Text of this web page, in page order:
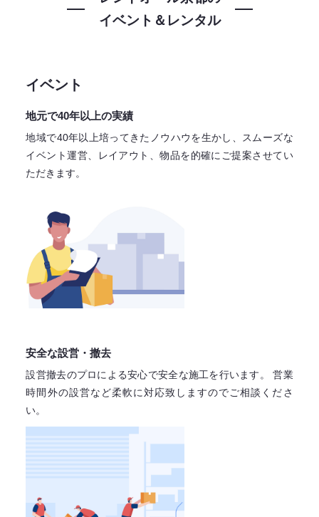
イベント＆レンタル
イベント
地元で40年以上の実績
地域で40年以上培ってきたノウハウを生かし、スムーズな
イベント運営、レイアウト、物品を的確にご提案させてい
ただきます。
安全な設営・撤去
設営撤去のプロによる安心で安全な施工を行います。
営業
時間外の設営など柔軟に対応致しますのでご相談くださ
い。